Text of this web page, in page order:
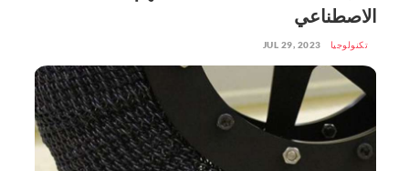
الاصطناعي
تكنولوجيا JUL 29, 2023